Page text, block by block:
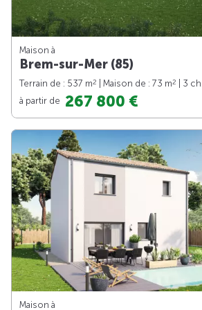
Maison à
Brem-sur-Mer (85)
Terrain de : 537 m2 | Maison de : 73 m2
| 3 ch.
à partir de 267 800 €
Maison à